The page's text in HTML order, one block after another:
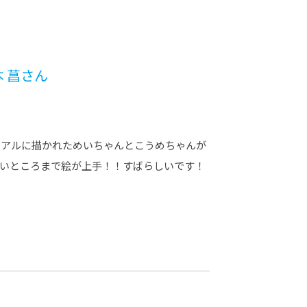
さん
ルに描かれためいちゃんとこうめちゃんが
ところまで絵が上手！！すばらしいです！